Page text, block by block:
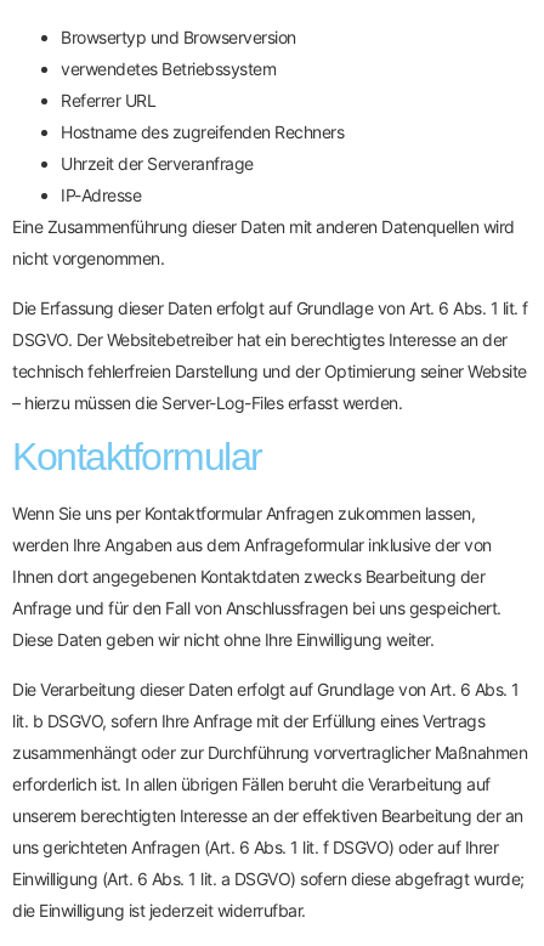
Browsertyp und Browserversion
verwendetes Betriebssystem
Referrer URL
Hostname des zugreifenden Rechners
Uhrzeit der Serveranfrage
IP-Adresse
Eine Zusammenführung dieser Daten mit anderen Datenquellen wird
nicht vorgenommen.
Die Erfassung dieser Daten erfolgt auf Grundlage von Art. 6 Abs. 1 lit. f
DSGVO. Der Websitebetreiber hat ein berechtigtes Interesse an der
technisch fehlerfreien Darstellung und der Optimierung seiner Website
– hierzu müssen die Server-Log-Files erfasst werden.
Kontaktformular
Wenn Sie uns per Kontaktformular Anfragen zukommen lassen,
werden Ihre Angaben aus dem Anfrageformular inklusive der von
Ihnen dort angegebenen Kontaktdaten zwecks Bearbeitung der
Anfrage und für den Fall von Anschlussfragen bei uns gespeichert.
Diese Daten geben wir nicht ohne Ihre Einwilligung weiter.
Die Verarbeitung dieser Daten erfolgt auf Grundlage von Art. 6 Abs. 1
lit. b DSGVO, sofern Ihre Anfrage mit der Erfüllung eines Vertrags
zusammenhängt oder zur Durchführung vorvertraglicher Maßnahmen
erforderlich ist. In allen übrigen Fällen beruht die Verarbeitung auf
unserem berechtigten Interesse an der effektiven Bearbeitung der an
uns gerichteten Anfragen (Art. 6 Abs. 1 lit. f DSGVO) oder auf Ihrer
Einwilligung (Art. 6 Abs. 1 lit. a DSGVO) sofern diese abgefragt wurde;
die Einwilligung ist jederzeit widerrufbar.